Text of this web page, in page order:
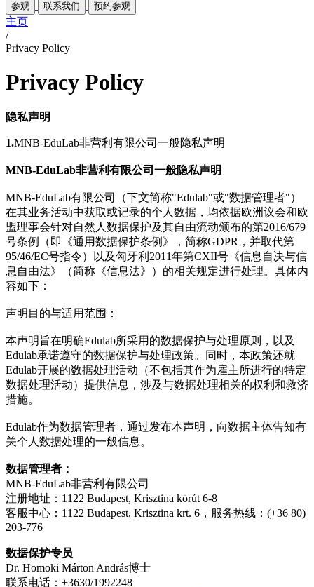
参观 联系我们 预约参观
主页
/
Privacy Policy
Privacy Policy
隐私声明
1.MNB-EduLab非营利有限公司一般隐私声明
MNB-EduLab非营利有限公司一般隐私声明
MNB-EduLab有限公司（下文简称"Edulab"或"数据管理者"）
在其业务活动中获取或记录的个人数据，均依据欧洲议会和欧
盟理事会针对自然人数据保护及其自由流动颁布的第2016/679
号条例（即《通用数据保护条例》，简称GDPR，并取代第
95/46/EC号指令）以及匈牙利2011年第CXII号《信息自决与信
息自由法》（简称《信息法》）的相关规定进行处理。具体内
容如下：
声明目的与适用范围：
本声明旨在明确Edulab所采用的数据保护与处理原则，以及
Edulab承诺遵守的数据保护与处理政策。同时，本政策还就
Edulab开展的数据处理活动（不包括其作为雇主所进行的特定
数据处理活动）提供信息，涉及与数据处理相关的权利和救济
措施。
Edulab作为数据管理者，通过发布本声明，向数据主体告知有
关个人数据处理的一般信息。
数据管理者：
MNB-EduLab非营利有限公司
注册地址：1122 Budapest, Krisztina körút 6-8
客服中心：1122 Budapest, Krisztina krt. 6，服务热线：(+36 80)
203-776
数据保护专员
Dr. Homoki Márton András博士
联系电话：+3630/1992248